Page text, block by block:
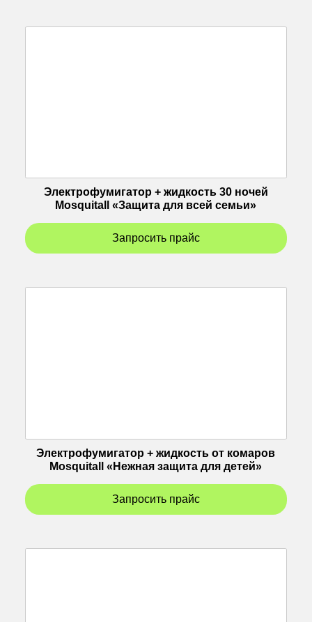
Электрофумигатор + жидкость 30 ночей
Mosquitall «Защита для всей семьи»
Запросить прайс
Электрофумигатор + жидкость от комаров
Mosquitall «Нежная защита для детей»
Запросить прайс